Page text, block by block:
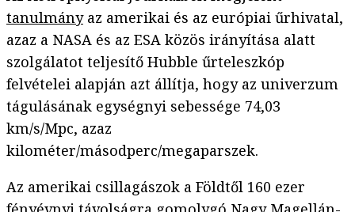
tanulmányaz amerikai és az európiai űrhivatal,
azaz a NASA és az ESA közös irányítása alatt
szolgálatot teljesítő Hubble űrteleszkóp
felvételei alapján azt állítja, hogy az univerzum
tágulásának egységnyi sebessége 74,03
km/s/Mpc, azaz
kilométer/másodperc/megaparszek.
Az amerikai csillagászok a Földtől 160 ezer